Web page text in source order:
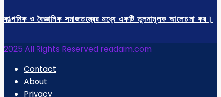
কাল্পনিক ও বৈজ্ঞানিক সমাজতন্ত্রের মধ্যে একটি তুলনামূলক আলোচনা কর।
2025 All Rights Reserved readaim.com
Contact
About
Privacy